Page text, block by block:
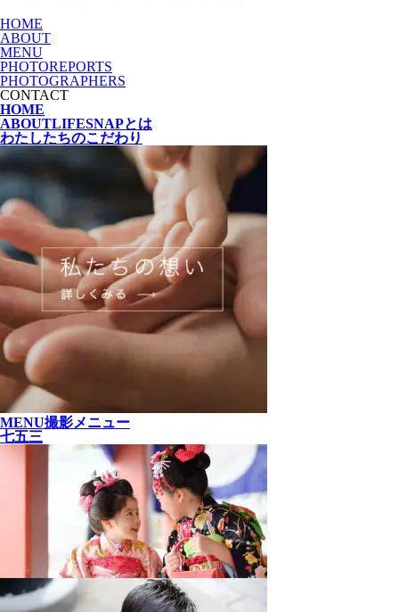
HOME
ABOUT
MENU
PHOTOREPORTS
PHOTOGRAPHERS
CONTACT
HOME
ABOUTLIFESNAPとは
わたしたちのこだわり
MENU撮影メニュー
七五三